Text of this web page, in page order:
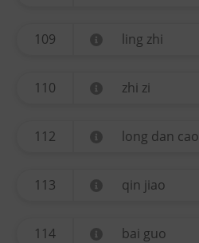
109 ling zhi
110 zhi zi
112 long dan cao
113 qin jiao
114 bai guo